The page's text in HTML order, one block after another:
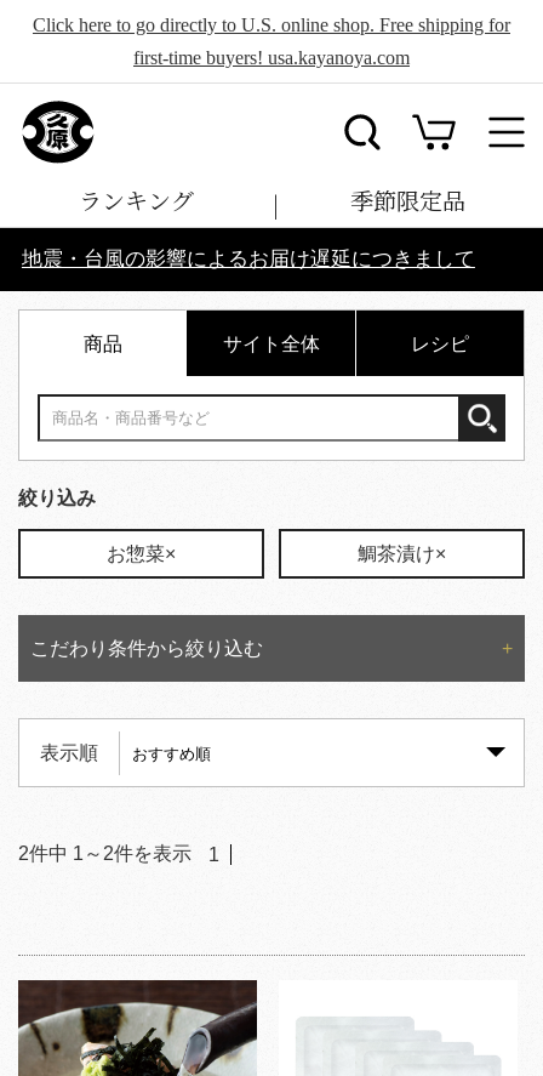
Click here to go directly to U.S. online shop. Free shipping for
first-time buyers! usa.kayanoya.com
ランキング 季節限定品
地震・台風の影響によるお届け遅延につきまして
商品 サイト全体 レシピ
絞り込み
お惣菜× 鯛茶漬け×
こだわり条件から絞り込む
表示順
2件中 1 ～ 2件を表示 1